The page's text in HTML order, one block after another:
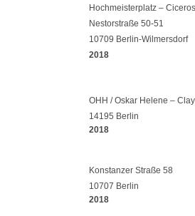
Hochmeisterplatz –
Nestorstraße 50-51
10709 Berlin-Wilmersdorf
2018
OHH / Oskar Helene –
14195 Berlin
2018
Konstanzer Straße 58
10707 Berlin
2018